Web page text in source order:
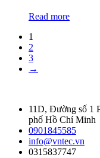
Read more
1
2
3
→
11D, Đường số 1
phố Hồ Chí Minh
0901845585
info@vntec.vn
0315837747